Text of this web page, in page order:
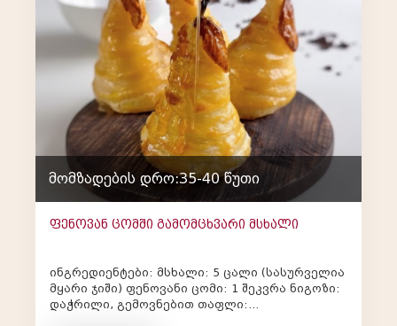
მომზადების დრო:35-40 წუთი
ფენოვან ცომში გამომცხვარი მსხალი
ინგრედიენტები: მსხალი: 5 ცალი (სასურველია
მყარი ჯიში) ფენოვანი ცომი: 1 შეკვრა ნიგოზი:
დაჭრილი, გემოვნებით თაფლი: